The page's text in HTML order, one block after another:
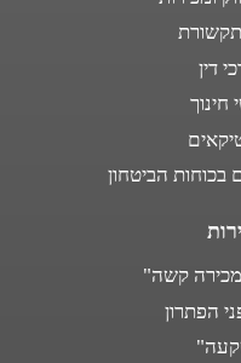
דין
בכוחות הביטחון
קשה"
הפתרון